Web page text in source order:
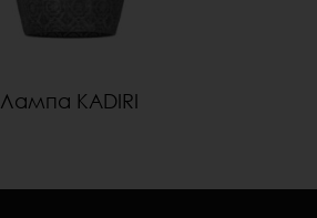
Лампа KADIRI